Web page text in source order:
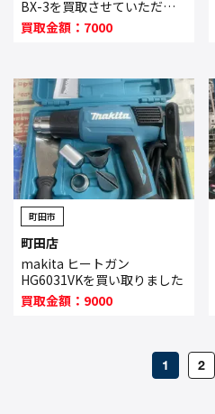
BX-3を買取させていただき
ました。
買取金額：7000
町田市
町田店
makita ヒートガン
HG6031VKを買い取りました
買取金額：9000
1 2